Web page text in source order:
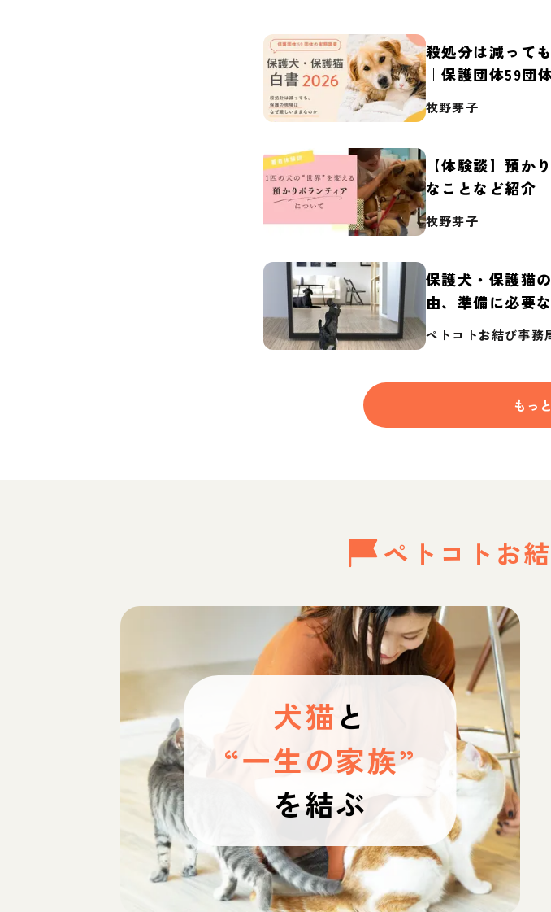
殺処分は減って
｜保護団体59団
2026】
牧野芽子
【体験談】預か
なことなど紹介
牧野芽子
保護犬・保護猫
由、準備に必要
ペトコトお結び事務
もっ
ペトコトお
犬猫と
“一生の家族”
を結ぶ